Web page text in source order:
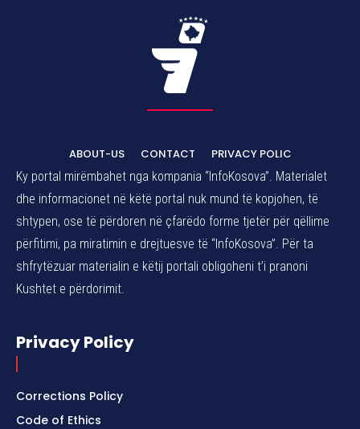
ABOUT-US CONTACT
PRIVACY POLIC
Ky portal mirëmbahet nga kompania “InfoKosova”. Materialet
dhe informacionet në këtë portal nuk mund të kopjohen, të
shtypen, ose të përdoren në çfarëdo forme tjetër për qëllime
përfitimi, pa miratimin e drejtuesve të “InfoKosova”. Për ta
shfrytëzuar materialin e këtij portali obligoheni t’i pranoni
Kushtet e përdorimit.
Privacy Policy
Corrections Policy
Code of Ethics